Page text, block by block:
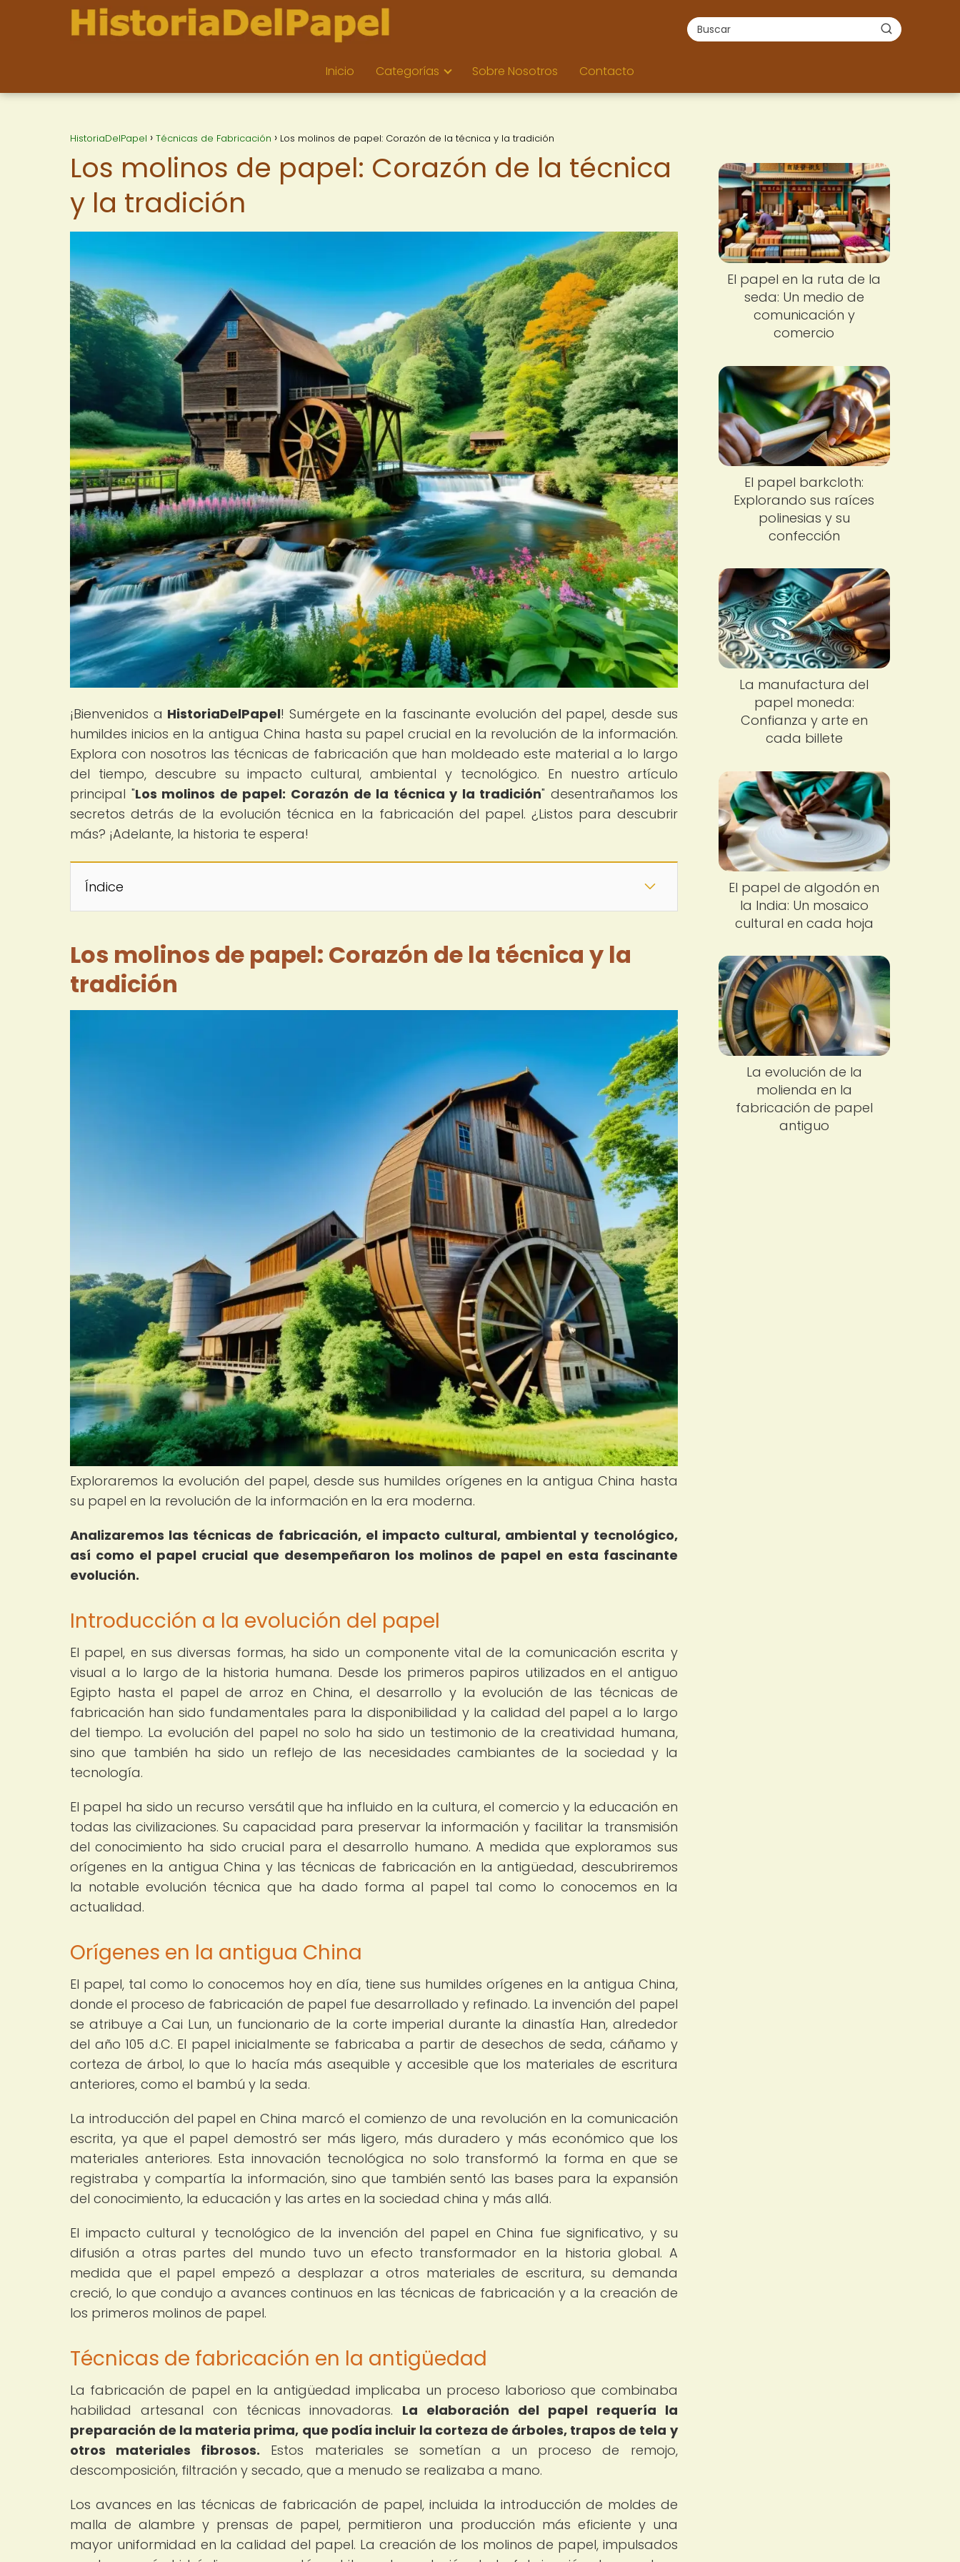
Inicio Categorías Sobre Nosotros Contacto
HistoriaDelPapel Técnicas de Fabricación Los molinos de papel: Corazón de la técnica y la tradición
Los molinos de papel: Corazón de la técnica
y la tradición
¡Bienvenidos a HistoriaDelPapel! Sumérgete en la fascinante evolución del papel, desde sus
humildes inicios en la antigua China hasta su papel crucial en la revolución de la información.
Explora con nosotros las técnicas de fabricación que han moldeado este material a lo largo
del tiempo, descubre su impacto cultural, ambiental y tecnológico. En nuestro artículo
principal "Los molinos de papel: Corazón de la técnica y la tradición" desentrañamos los
secretos detrás de la evolución técnica en la fabricación del papel. ¿Listos para descubrir
más? ¡Adelante, la historia te espera!
Índice
Los molinos de papel: Corazón de la técnica y la
tradición
Exploraremos la evolución del papel, desde sus humildes orígenes en la antigua China hasta
su papel en la revolución de la información en la era moderna.
Analizaremos las técnicas de fabricación, el impacto cultural, ambiental y tecnológico,
así como el papel crucial que desempeñaron los molinos de papel en esta fascinante
evolución.
Introducción a la evolución del papel
El papel, en sus diversas formas, ha sido un componente vital de la comunicación escrita y
visual a lo largo de la historia humana. Desde los primeros papiros utilizados en el antiguo
Egipto hasta el papel de arroz en China, el desarrollo y la evolución de las técnicas de
fabricación han sido fundamentales para la disponibilidad y la calidad del papel a lo largo
del tiempo. La evolución del papel no solo ha sido un testimonio de la creatividad humana,
sino que también ha sido un reflejo de las necesidades cambiantes de la sociedad y la
tecnología.
El papel ha sido un recurso versátil que ha influido en la cultura, el comercio y la educación en
todas las civilizaciones. Su capacidad para preservar la información y facilitar la transmisión
del conocimiento ha sido crucial para el desarrollo humano. A medida que exploramos sus
orígenes en la antigua China y las técnicas de fabricación en la antigüedad, descubriremos
la notable evolución técnica que ha dado forma al papel tal como lo conocemos en la
actualidad.
Orígenes en la antigua China
El papel, tal como lo conocemos hoy en día, tiene sus humildes orígenes en la antigua China,
donde el proceso de fabricación de papel fue desarrollado y refinado. La invención del papel
se atribuye a Cai Lun, un funcionario de la corte imperial durante la dinastía Han, alrededor
del año 105 d.C. El papel inicialmente se fabricaba a partir de desechos de seda, cáñamo y
corteza de árbol, lo que lo hacía más asequible y accesible que los materiales de escritura
anteriores, como el bambú y la seda.
La introducción del papel en China marcó el comienzo de una revolución en la comunicación
escrita, ya que el papel demostró ser más ligero, más duradero y más económico que los
materiales anteriores. Esta innovación tecnológica no solo transformó la forma en que se
registraba y compartía la información, sino que también sentó las bases para la expansión
del conocimiento, la educación y las artes en la sociedad china y más allá.
El impacto cultural y tecnológico de la invención del papel en China fue significativo, y su
difusión a otras partes del mundo tuvo un efecto transformador en la historia global. A
medida que el papel empezó a desplazar a otros materiales de escritura, su demanda
creció, lo que condujo a avances continuos en las técnicas de fabricación y a la creación de
los primeros molinos de papel.
Técnicas de fabricación en la antigüedad
La fabricación de papel en la antigüedad implicaba un proceso laborioso que combinaba
habilidad artesanal con técnicas innovadoras. La elaboración del papel requería la
preparación de la materia prima, que podía incluir la corteza de árboles, trapos de tela y
otros materiales fibrosos. Estos materiales se sometían a un proceso de remojo,
descomposición, filtración y secado, que a menudo se realizaba a mano.
Los avances en las técnicas de fabricación de papel, incluida la introducción de moldes de
malla de alambre y prensas de papel, permitieron una producción más eficiente y una
mayor uniformidad en la calidad del papel. La creación de los molinos de papel, impulsados
El papel en la ruta de la
seda: Un medio de
comunicación y
comercio
El papel barkcloth:
Explorando sus raíces
polinesias y su
confección
La manufactura del
papel moneda:
Confianza y arte en
cada billete
El papel de algodón en
la India: Un mosaico
cultural en cada hoja
La evolución de la
molienda en la
fabricación de papel
antiguo